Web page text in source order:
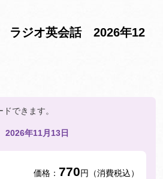
ラジオ英会話 2026年12
できます。
2026年11月13日
価格： 770円（消費税込）